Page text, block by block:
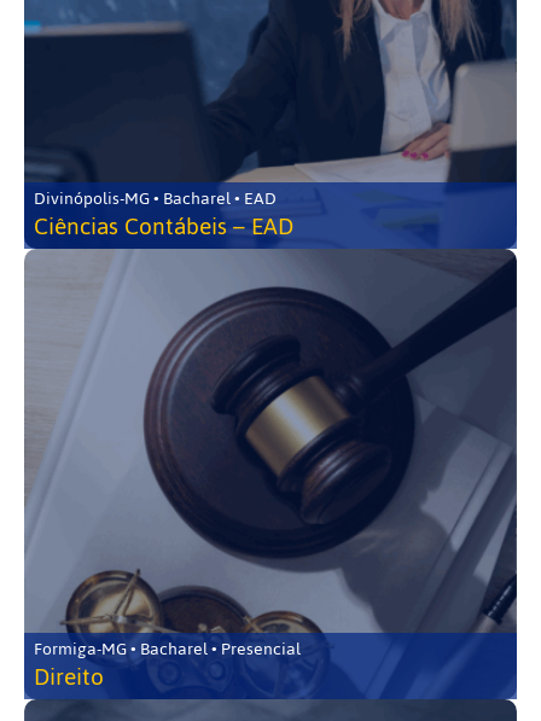
Divinópolis-MG • Bacharel • EAD
Ciências Contábeis – EAD
Formiga-MG • Bacharel • Presencial
Direito